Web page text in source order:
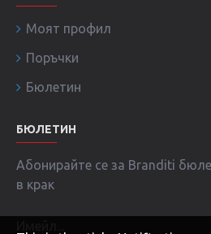
Моят профил
Поръчки
Бюлетин
БЮЛЕТИН
Абонирайте се за Branditi
в крак